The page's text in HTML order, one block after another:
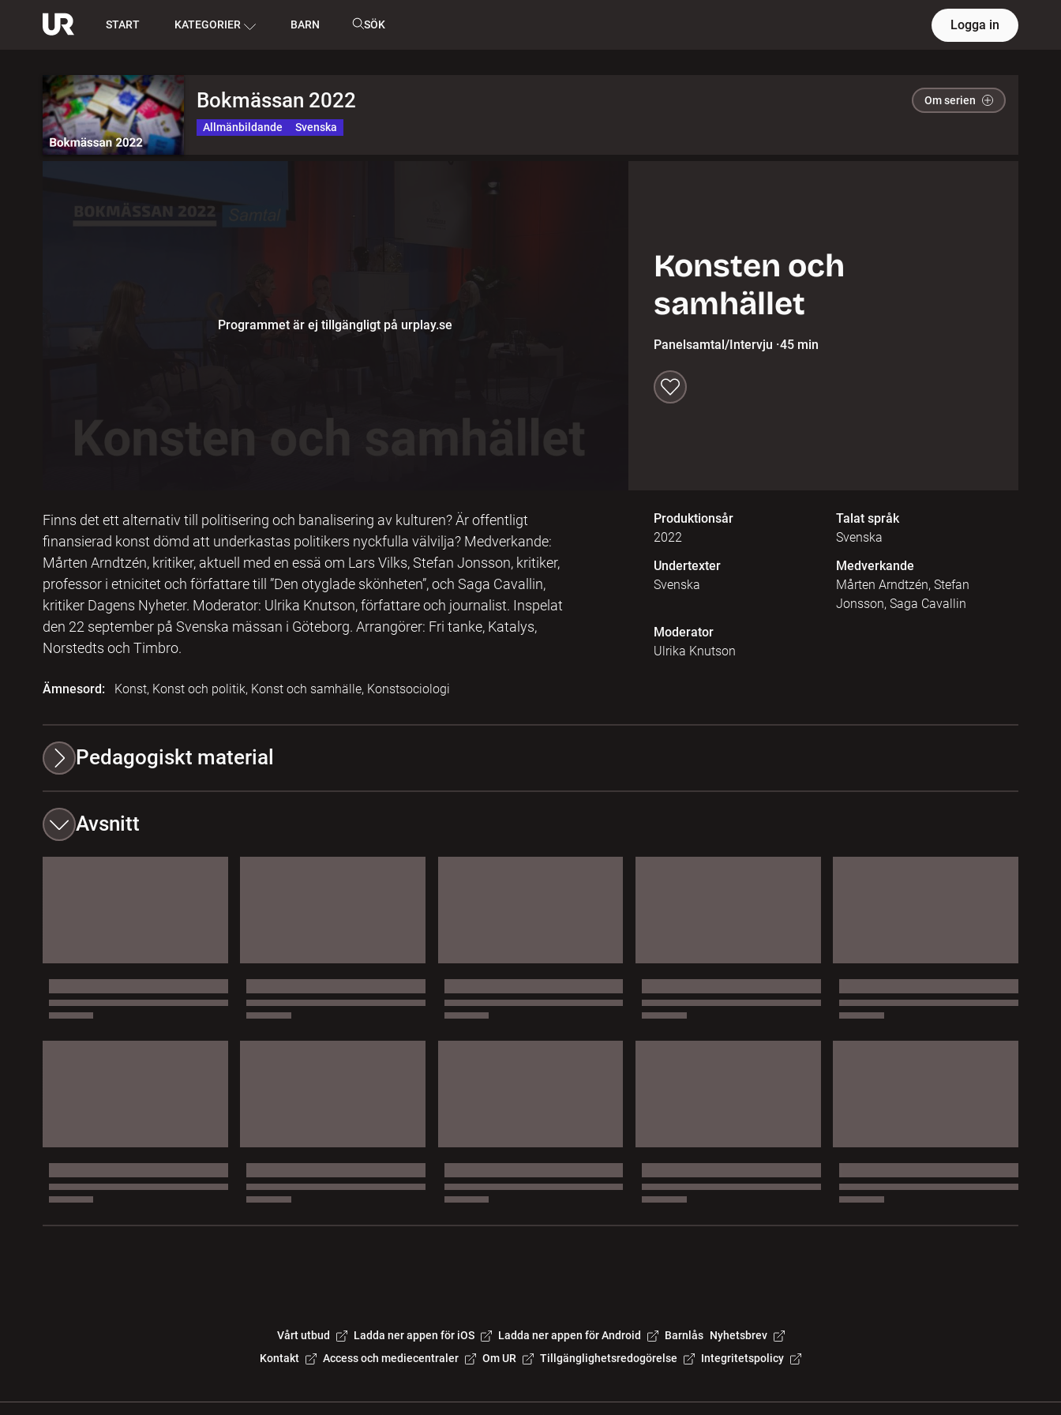
START KATEGORIER BARN SÖK Logga in
Bokmässan 2022 Om serien
Allmänbildande Svenska
Programmet är ej tillgängligt på urplay.se
Konsten och
samhället
Panelsamtal/Intervju ·45 min
Finns det ett alternativ till politisering och banalisering av kulturen? Är offentligt
finansierad konst dömd att underkastas politikers nyckfulla välvilja? Medverkande:
Mårten Arndtzén, kritiker, aktuell med en essä om Lars Vilks, Stefan Jonsson, kritiker,
professor i etnicitet och författare till ”Den otyglade skönheten”, och Saga Cavallin,
kritiker Dagens Nyheter. Moderator: Ulrika Knutson, författare och journalist. Inspelat
den 22 september på Svenska mässan i Göteborg. Arrangörer: Fri tanke, Katalys,
Norstedts och Timbro.
Ämnesord: Konst, Konst och politik, Konst och samhälle, Konstsociologi
Produktionsår
2022
Talat språk
Svenska
Undertexter
Svenska
Medverkande
Mårten Arndtzén, Stefan
Jonsson, Saga Cavallin
Moderator
Ulrika Knutson
Pedagogiskt material
Avsnitt
Vårt utbud Ladda ner appen för iOS Ladda ner appen för Android Barnlås Nyhetsbrev
Kontakt
Access och mediecentraler Om UR Tillgänglighetsredogörelse Integritetspolicy